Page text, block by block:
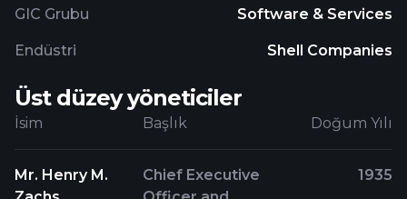
GIC Grubu Software & Services
Endüstri Shell Companies
Üst düzey yöneticiler
İsim Başlık Doğum Yılı
Mr. Henry M.
Chief Executive
1935